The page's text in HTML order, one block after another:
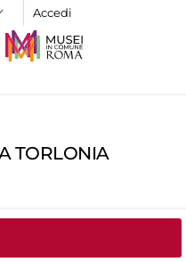
Accedi
TORLONIA